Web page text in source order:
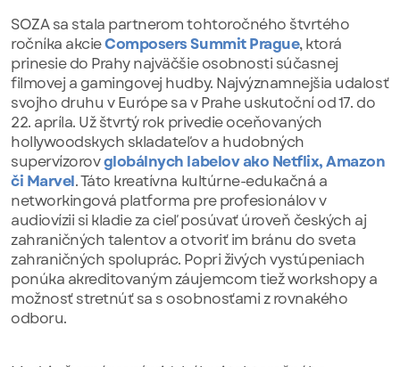
SOZA sa stala partnerom tohtoročného štvrtého
ročníka akcieComposers Summit Prague, ktorá
prinesie do Prahy najväčšie osobnosti súčasnej
filmovej a gamingovej hudby. Najvýznamnejšia udalosť
svojho druhu v Európe sa v Prahe uskutoční od 17. do
22. apríla. Už štvrtý rok privedie oceňovaných
hollywoodskych skladateľov a hudobných
supervízorovglobálnych labelov ako Netflix, Amazon
či Marvel. Táto kreatívna kultúrne-edukačná a
networkingová platforma pre profesionálov v
audiovízii si kladie za cieľ posúvať úroveň českých aj
zahraničných talentov a otvoriť im bránu do sveta
zahraničných spoluprác. Popri živých vystúpeniach
ponúka akreditovaným záujemcom tiež workshopy a
možnosť stretnúť sa s osobnosťami z rovnakého
odboru.